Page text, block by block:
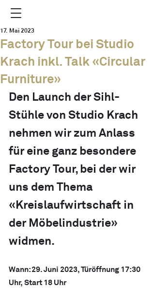
Factory Tour bei Studio
Krach inkl. Talk «Circular
Furniture»
17. Mai 2023
Den Launch der Sihl-
Stühle von Studio Krach
nehmen wir zum Anlass
für eine ganz besondere
Factory Tour, bei der wir
uns dem Thema
«Kreislaufwirtschaft in
der Möbelindustrie»
widmen.
Wann: 29. Juni 2023, Türöffnung 17:30
Uhr, Start 18 Uhr